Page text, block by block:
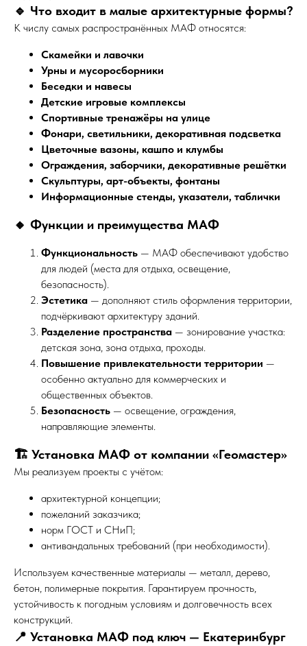
🔹 Что входит в малые архитектурные формы?
К числу самых распространённых МАФ относятся:
Скамейки и лавочки
Урны и мусоросборники
Беседки и навесы
Детские игровые комплексы
Спортивные тренажёры на улице
Фонари, светильники, декоративная подсветка
Цветочные вазоны, кашпо и клумбы
Ограждения, заборчики, декоративные решётки
Скульптуры, арт-объекты, фонтаны
Информационные стенды, указатели, таблички
🔸 Функции и преимущества МАФ
Функциональность — МАФ обеспечивают удобство
для людей (места для отдыха, освещение,
безопасность).
Эстетика — дополняют стиль оформления территории,
подчёркивают архитектуру зданий.
Разделение пространства — зонирование участка:
детская зона, зона отдыха, проходы.
Повышение привлекательности территории —
особенно актуально для коммерческих и
общественных объектов.
Безопасность — освещение, ограждения,
направляющие элементы.
🏗️ Установка МАФ от компании «Геомастер»
Мы реализуем проекты с учётом:
архитектурной концепции;
пожеланий заказчика;
норм ГОСТ и СНиП;
антивандальных требований (при необходимости).
Используем качественные материалы — металл, дерево,
бетон, полимерные покрытия. Гарантируем прочность,
устойчивость к погодным условиям и долговечность всех
конструкций.
📍 Установка МАФ под ключ — Екатеринбург